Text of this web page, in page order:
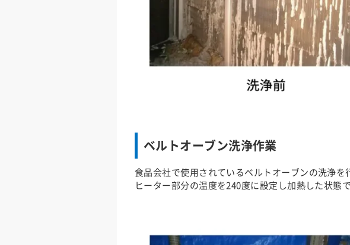
ベルトオーブン洗浄作業
食品会社で使用されているベルトオーブンの洗浄を
ヒーター部分の温度を240度に設定し加熱した状態